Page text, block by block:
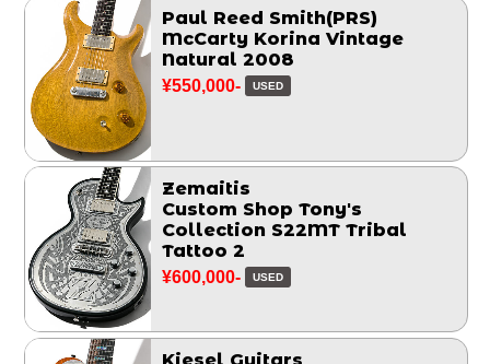
Paul Reed Smith(PRS)
McCarty Korina Vintage
Natural 2008
¥550,000- USED
Zemaitis
Custom Shop Tony's
Collection S22MT Tribal
Tattoo 2
¥600,000- USED
Kiesel Guitars